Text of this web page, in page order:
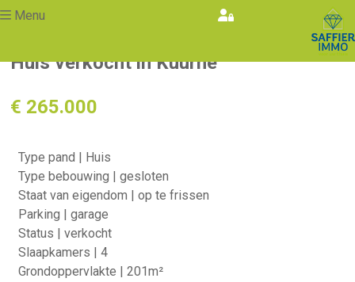
Menu
Huis verkocht in Kuurne
€ 265.000
Type pand | Huis
Type bebouwing | gesloten
Staat van eigendom | op te frissen
Parking | garage
Status | verkocht
Slaapkamers | 4
Grondoppervlakte | 201m²